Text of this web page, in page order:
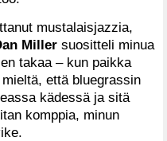
mustalaisjazzia,
Miller suositteli minua
takaa – kun paikka
että bluegrassin
kädessä ja sitä
komppia, minun